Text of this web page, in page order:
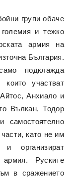
групи обаче
и тежко
армия на
България.
подклажда
които участват
Анхиало и
Вълкан, Тодор
самостоятелно
като не им
организират
армия. Руските
в сражението